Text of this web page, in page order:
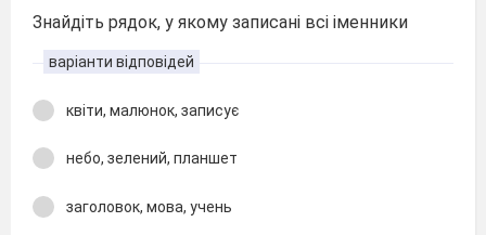
Знайдіть рядок, у якому записані всі іменники
варіанти відповідей
квіти, малюнок, записує
небо, зелений, планшет
заголовок, мова, учень